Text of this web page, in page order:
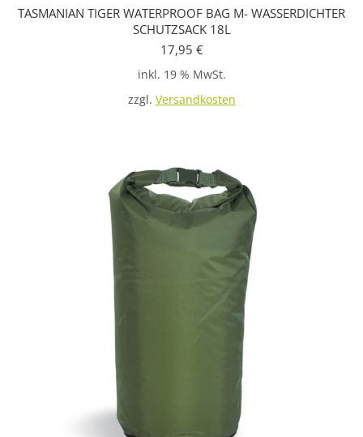
TASMANIAN TIGER WATERPROOF BAG M- WASSERDICHTER
SCHUTZSACK 18L
17,95 €
inkl. 19 % MwSt.
zzgl. Versandkosten